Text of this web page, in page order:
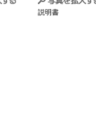
説明書